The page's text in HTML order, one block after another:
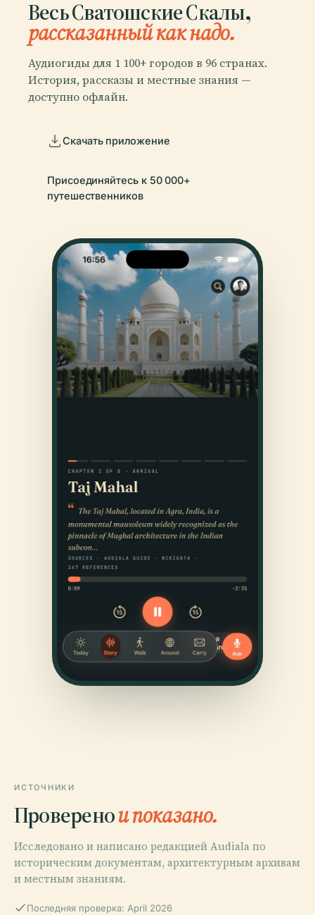
Весь Сватошские Скалы,
рассказанный как надо.
Аудиогиды для 1 100+ городов в 96 странах.
История, рассказы и местные знания —
доступно офлайн.
Скачать приложение
Присоединяйтесь к 50 000+
путешественников
ИСТОЧНИКИ
Проверенои показано.
Исследовано и написано редакцией Audiala по
историческим документам, архитектурным архивам
и местным знаниям.
Последняя проверка: April 2026